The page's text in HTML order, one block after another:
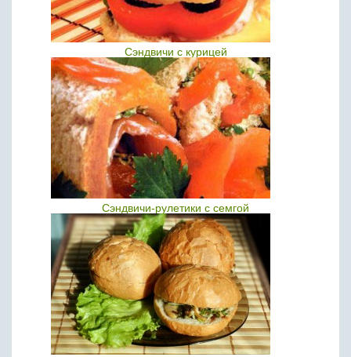
Сэндвичи с курицей
Сэндвичи-рулетики с семгой